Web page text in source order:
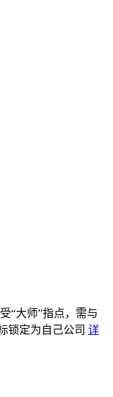
“大师”指点，需与
锁定为自己公司 详